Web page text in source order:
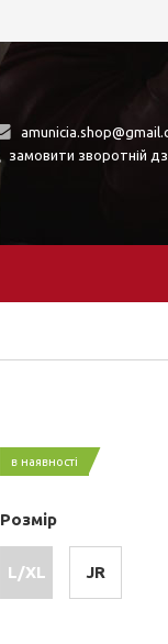
замовити зворотній
в наявності
Розмір
L/XL JR